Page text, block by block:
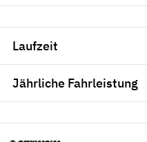
Laufzeit
Jährliche Fahrleistung